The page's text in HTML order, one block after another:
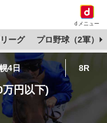
dメニュー
ーグ プロ野球（2軍）
4日 8R
円以下)